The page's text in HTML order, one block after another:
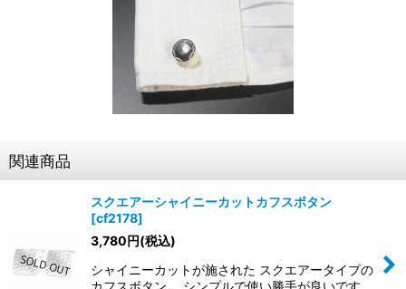
関連商品
スクエアーシャイニーカットカフスボタン
[cf2178]
3,780円(税込)
シャイニーカットが施された スクエアータイプの
カフスボタン。 シンプルで使い勝手が良いです